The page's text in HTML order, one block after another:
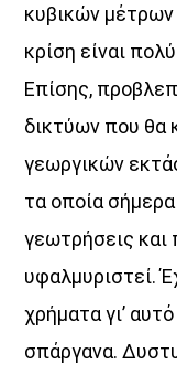
κυβικών μέτρων
κρίση είναι
Επίσης,
δικτύων που θα
γεωργικών
τα οποία
γεωτρήσεις και
υφαλμυριστεί.
χρήματα γι’
σπάργανα.